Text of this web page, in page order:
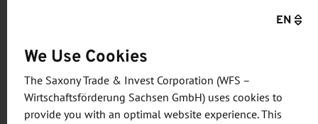
WFS setzt Land.Vision vor allem auf den Transfer
landwirtschaftlichen Betrieben.
Die Veranstaltung war ein Novum und richtete sich
gezielt an die nächste Generation von Landwirten.
EN
We Use Cookies
The Saxony Trade & Invest Corporation (WFS –
Wirtschaftsförderung Sachsen GmbH) uses cookies to
provide you with an optimal website experience. This